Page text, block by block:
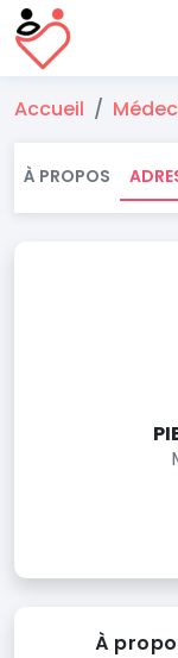
Accueil
À PROPOS
À